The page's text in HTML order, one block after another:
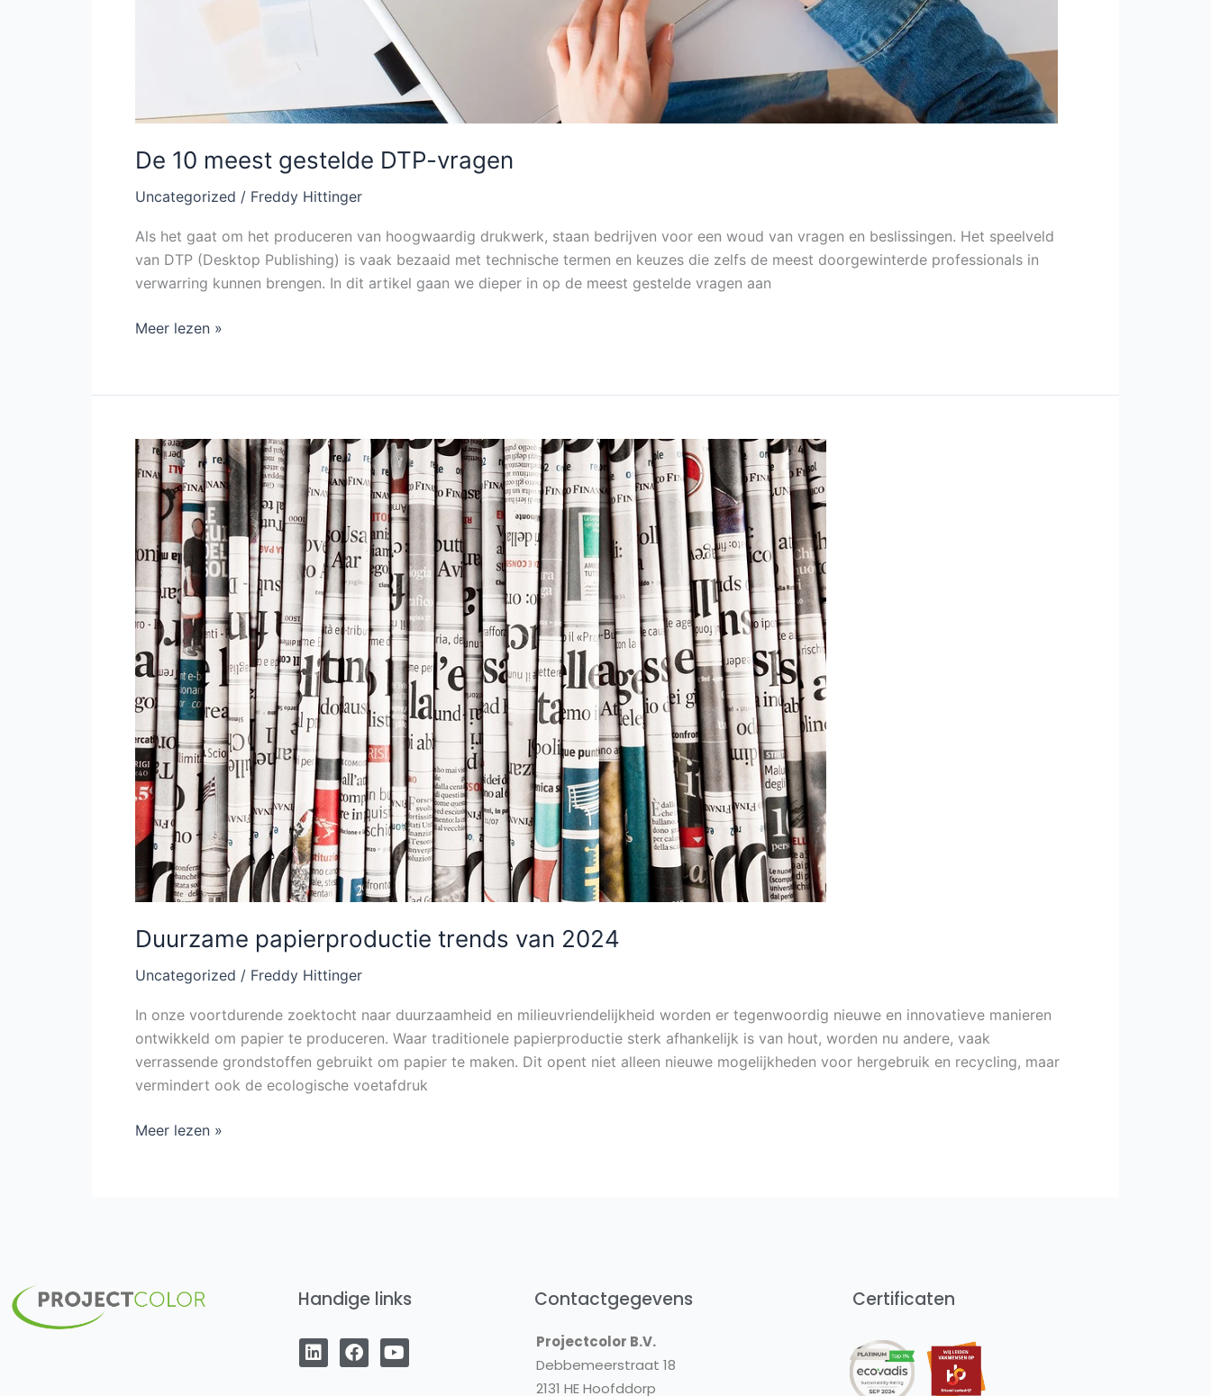
De 10 meest gestelde DTP-vragen
Uncategorized / Freddy Hittinger
Als het gaat om het produceren van hoogwaardig drukwerk, staan bedrijven voor een woud van vragen en beslissingen. Het speelveld
van DTP (Desktop Publishing) is vaak bezaaid met technische termen en keuzes die zelfs de meest doorgewinterde professionals in
verwarring kunnen brengen. In dit artikel gaan we dieper in op de meest gestelde vragen aan
Meer lezen »
Duurzame papierproductie trends van 2024
Uncategorized / Freddy Hittinger
In onze voortdurende zoektocht naar duurzaamheid en milieuvriendelijkheid worden er tegenwoordig nieuwe en innovatieve manieren
ontwikkeld om papier te produceren. Waar traditionele papierproductie sterk afhankelijk is van hout, worden nu andere, vaak
verrassende grondstoffen gebruikt om papier te maken. Dit opent niet alleen nieuwe mogelijkheden voor hergebruik en recycling, maar
vermindert ook de ecologische voetafdruk
Duurzame
papierproductie
trends
van
2024
Meer lezen »
Handige links
i
n
a
c
o
u
Contactgegevens
Projectcolor B.V.
Debbemeerstraat 18
2131 HE Hoofddorp
Certificaten